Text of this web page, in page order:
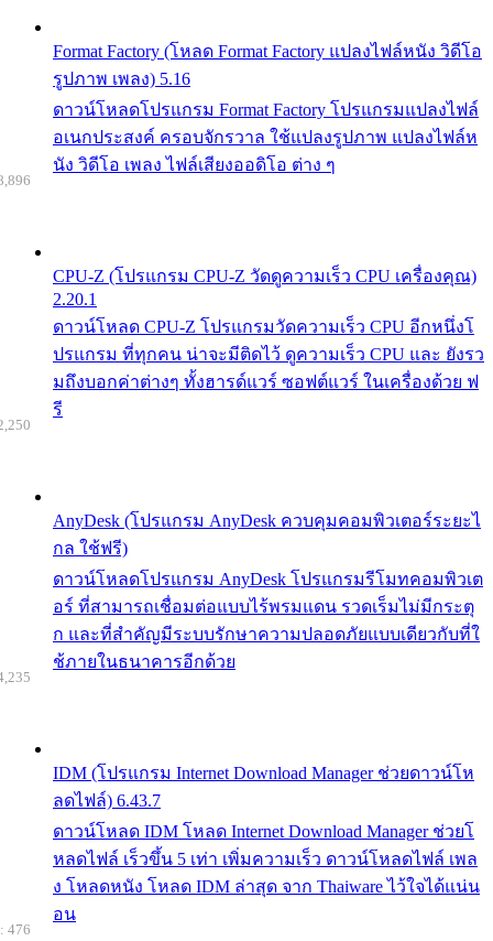
Format Factory (โหลด Format Factory แปลงไฟล์หนัง วิดีโอ
รูปภาพ เพลง) 5.16
ดาวน์โหลดโปรแกรม Format Factory โปรแกรมแปลงไฟล์
อเนกประสงค์ ครอบจักรวาล ใช้แปลงรูปภาพ แปลงไฟล์ห
นัง วิดีโอ เพลง ไฟล์เสียงออดิโอ ต่าง ๆ
CPU-Z (โปรแกรม CPU-Z วัดดูความเร็ว CPU เครื่องคุณ)
2.20.1
ดาวน์โหลด CPU-Z โปรแกรมวัดความเร็ว CPU อีกหนึ่งโ
ปรแกรม ที่ทุกคน น่าจะมีติดไว้ ดูความเร็ว CPU และ ยังรว
มถึงบอกค่าต่างๆ ทั้งฮารด์แวร์ ซอฟต์แวร์ ในเครื่องด้วย ฟ
รี
AnyDesk (โปรแกรม AnyDesk ควบคุมคอมพิวเตอร์ระยะไ
กล ใช้ฟรี)
ดาวน์โหลดโปรแกรม AnyDesk โปรแกรมรีโมทคอมพิวเต
อร์ ที่สามารถเชื่อมต่อแบบไร้พรมแดน รวดเร็มไม่มีกระตุ
ก และที่สำคัญมีระบบรักษาความปลอดภัยแบบเดียวกับที่ใ
ช้ภายในธนาคารอีกด้วย
IDM (โปรแกรม Internet Download Manager ช่วยดาวน์โห
ลดไฟล์) 6.43.7
ดาวน์โหลด IDM โหลด Internet Download Manager ช่วยโ
หลดไฟล์ เร็วขึ้น 5 เท่า เพิ่มความเร็ว ดาวน์โหลดไฟล์ เพล
ง โหลดหนัง โหลด IDM ล่าสุด จาก Thaiware ไว้ใจได้แน่น
อน
476